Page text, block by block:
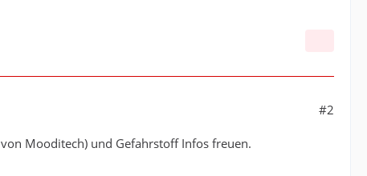
#2
Mooditech) und Gefahrstoff Infos freuen.